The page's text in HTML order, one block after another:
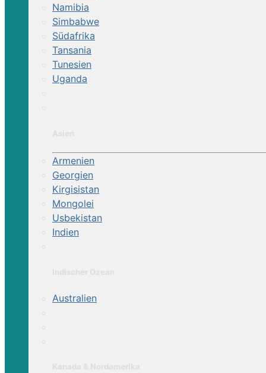
Namibia
Simbabwe
Südafrika
Tansania
Tunesien
Uganda
Armenien
Georgien
Kirgisistan
Mongolei
Usbekistan
Indien
Australien